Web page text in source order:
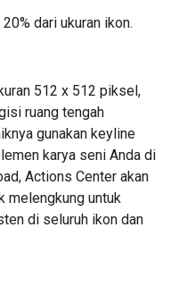
dari ukuran ikon.
512 x 512 piksel,
ruang tengah
gunakan keyline
karya seni Anda di
Actions Center akan
melengkung untuk
di seluruh ikon dan